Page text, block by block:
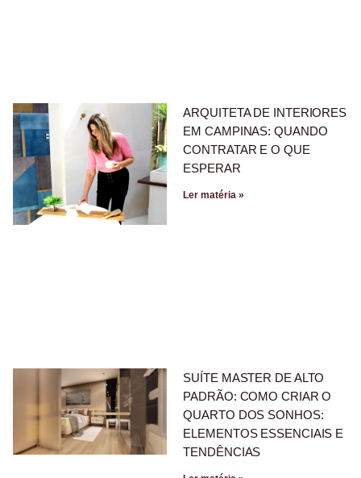
ARQUITETA DE INTERIORES
EM CAMPINAS: QUANDO
CONTRATAR E O QUE
ESPERAR
Ler matéria »
SUÍTE MASTER DE ALTO
PADRÃO: COMO CRIAR O
QUARTO DOS SONHOS:
ELEMENTOS ESSENCIAIS E
TENDÊNCIAS